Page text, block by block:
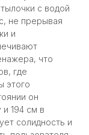
с водой
не прерывая
и
что
где
этого
он
и 194 см в
солидность и